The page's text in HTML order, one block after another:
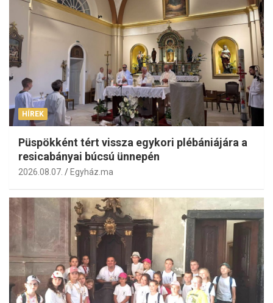
HÍREK
Püspökként tért vissza egykori plébániájára a
resicabányai búcsú ünnepén
2026.08.07. Egyház.ma